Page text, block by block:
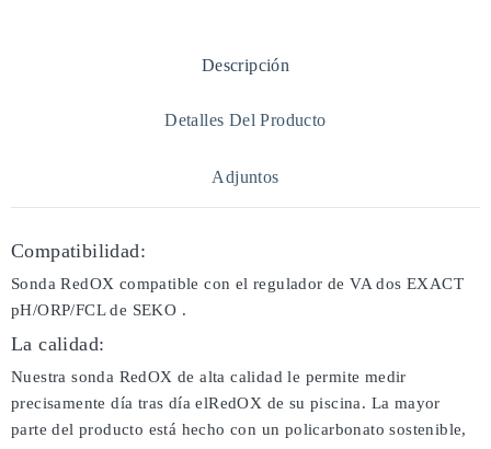
Descripción
Detalles Del Producto
Adjuntos
Compatibilidad:
Sonda RedOX compatible con el regulador de VA dos EXACT
pH/ORP/FCL de SEKO .
La calidad:
Nuestra sonda RedOX de alta calidad le permite medir
precisamente día tras día elRedOX de su piscina. La mayor
parte del producto está hecho con un policarbonato sostenible,